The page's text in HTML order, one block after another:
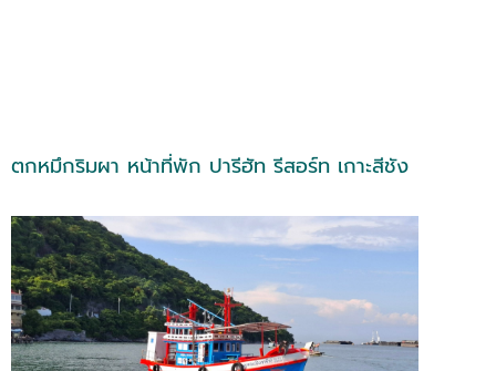
ตกหมึกริมผา หน้าที่พัก ปารีฮัท รีสอร์ท เกาะสีชัง